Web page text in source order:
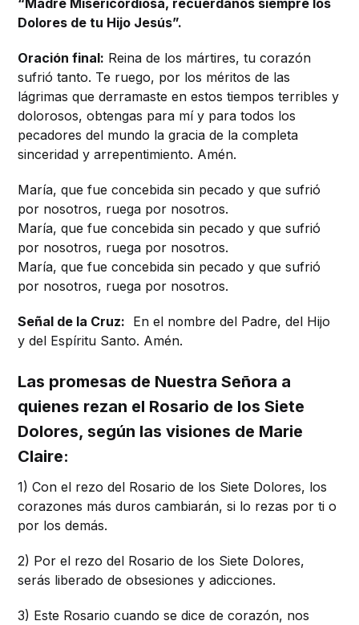
Dolores de tu Hijo Jesús”.
Oración final: Reina de los mártires, tu corazón
sufrió tanto. Te ruego, por los méritos de las
lágrimas que derramaste en estos tiempos terribles y
dolorosos, obtengas para mí y para todos los
pecadores del mundo la gracia de la completa
sinceridad y arrepentimiento. Amén.
María, que fue concebida sin pecado y que sufrió
por nosotros, ruega por nosotros.
María, que fue concebida sin pecado y que sufrió
por nosotros, ruega por nosotros.
María, que fue concebida sin pecado y que sufrió
por nosotros, ruega por nosotros.
Señal de la Cruz: En el nombre del Padre, del Hijo
y del Espíritu Santo. Amén.
Las promesas de Nuestra Señora a
quienes rezan el Rosario de los Siete
Dolores, según las visiones de Marie
Claire:
1) Con el rezo del Rosario de los Siete Dolores, los
corazones más duros cambiarán, si lo rezas por ti o
por los demás.
2) Por el rezo del Rosario de los Siete Dolores,
serás liberado de obsesiones y adicciones.
3) Este Rosario cuando se dice de corazón, nos